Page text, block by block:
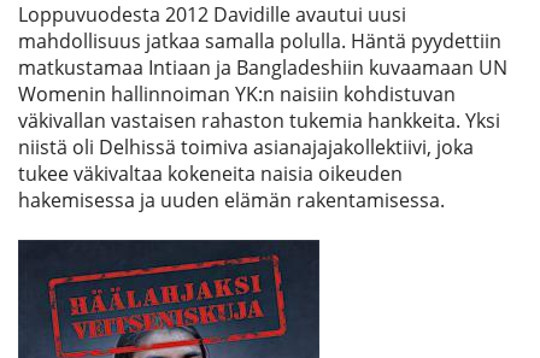
Loppuvuodesta 2012 Davidille avautui uusi
mahdollisuus jatkaa samalla polulla. Häntä pyydettiin
matkustamaa Intiaan ja Bangladeshiin kuvaamaan UN
Womenin hallinnoiman YK:n naisiin kohdistuvan
väkivallan vastaisen rahaston tukemia hankkeita. Yksi
niistä oli Delhissä toimiva asianajajakollektiivi, joka
tukee väkivaltaa kokeneita naisia oikeuden
hakemisessa ja uuden elämän rakentamisessa.